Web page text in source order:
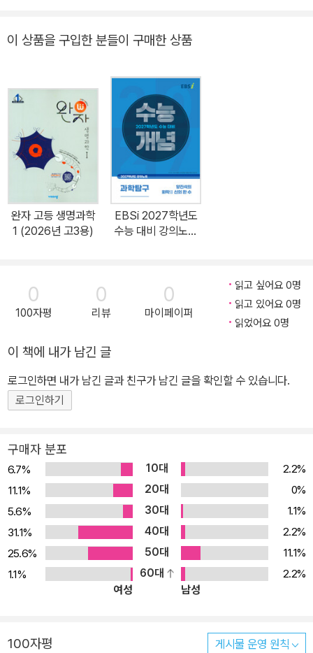
‘정리노트’로 개념과 정리를 한번에 끝낼 수 있습니다. ◇ 제품 Revi
학Ⅱ’는 다음처럼 구성되어 있습니다. [쉽게 풀어 이해가 잘 되는 개념
책] • 키워드와 흐름으로 쉽게 풀어 가는 개념 학습법 도입 • 생생한
자료와 탐구로 개념을 이해하는 특강 학습 구성 • 내신과 수능 대비를
위한 다양한 유형의 문제를 단계별로 수록 [개념책과 1:1 맞춤 복습용
교재 정리노트] • 개념책을 구조화하여 읽기만 해도 내용이 저절로
정리되는 세상 어디에도 없던 정리 노트 • 학습한 개념을 스스로 정리
해 보는 개념책 1:1 맞춤 정리노트 [정답과 해설] • 정확한 정답과 직
관적인 첨삭 • 친절하고 자세한 ‘자료 분석’과 ‘선택지 분석’
이 상품을 구입한 분들이 구매한 상품
완자 고등 생명과학
1 (2026년 고3용)
EBSi 2027학년도
수능 대비 강의노트
0
100자평
0
리뷰
0
마이페이퍼
읽고 싶어요 0명
읽고 있어요 0명
읽었어요 0명
이 책에 내가 남긴 글
로그인하면 내가 남긴 글과 친구가 남긴 글을 확인할 수 있습니다.
로그인하기
구매자 분포
6.7% 10대
2.2%
11.1%
20대
0%
5.6%
30대
1.1%
31.1%
40대
2.2%
25.6%
50대
11.1%
1.1%
60대
2.2%
여성
남성
100자평 게시물 운영 원칙